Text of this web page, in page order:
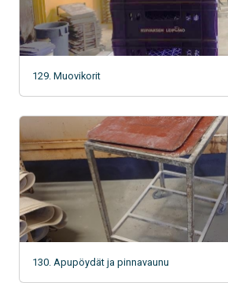
129. Muovikorit
130. Apupöydät ja pinnavaunu